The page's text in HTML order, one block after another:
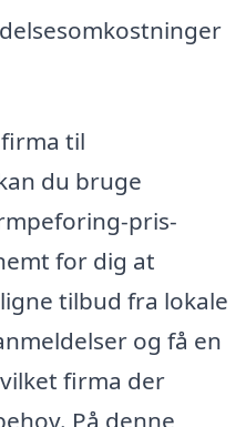
til
du bruge
pris-
for dig at
tilbud fra lokale
og få en
firma der
På denne